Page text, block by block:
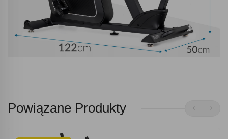
Powiązane Produkty